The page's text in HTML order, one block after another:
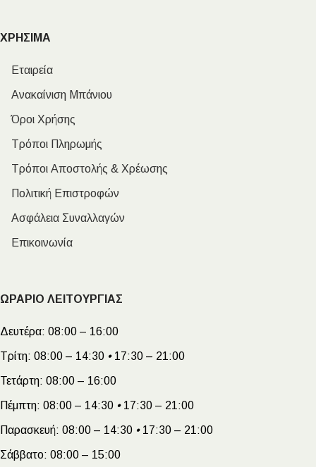
ΧΡΗΣΙΜΑ
Εταιρεία
Ανακαίνιση Μπάνιου
Όροι Χρήσης
Τρόποι Πληρωμής
Τρόποι Αποστολής & Χρέωσης
Πολιτική Επιστροφών
Ασφάλεια Συναλλαγών
Επικοινωνία
ΩΡΑΡΙΟ ΛΕΙΤΟΥΡΓΙΑΣ
Δευτέρα: 08:00 – 16:00
Τρίτη: 08:00 – 14:30 •17:30 – 21:00
Τετάρτη: 08:00 – 16:00
Πέμπτη: 08:00 – 14:30 •17:30 – 21:00
Παρασκευή: 08:00 – 14:30 •17:30 – 21:00
Σάββατο: 08:00 – 15:00